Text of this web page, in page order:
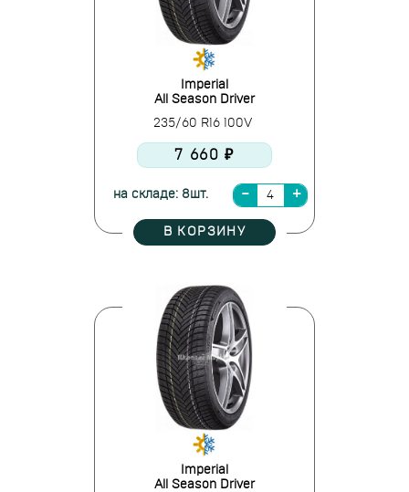
Imperial
All Season Driver
235/60 R16 100V
7 660 ₽
на складе: 8шт.
В КОРЗИНУ
Imperial
All Season Driver